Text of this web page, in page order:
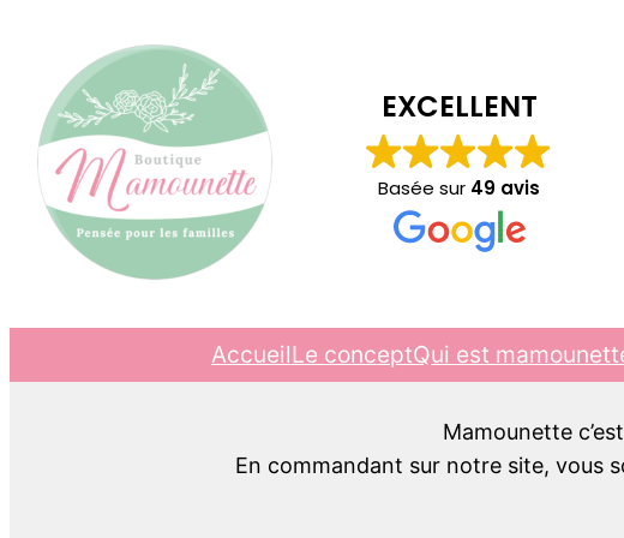
EXCELLENT
Basée sur 49 avis
AccueilLe conceptQui est
Mamounette
En commandant sur notre site, vous